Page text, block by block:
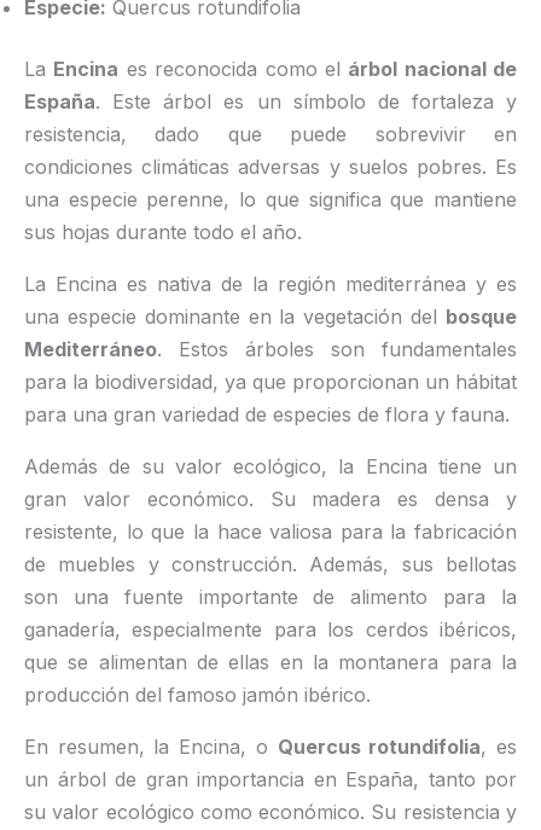
Especie: Quercus rotundifolia
La Encina es reconocida como el árbol nacional de
España. Este árbol es un símbolo de fortaleza y
resistencia, dado que puede sobrevivir en
condiciones climáticas adversas y suelos pobres. Es
una especie perenne, lo que significa que mantiene
sus hojas durante todo el año.
La Encina es nativa de la región mediterránea y es
una especie dominante en la vegetación del bosque
Mediterráneo. Estos árboles son fundamentales
para la biodiversidad, ya que proporcionan un hábitat
para una gran variedad de especies de flora y fauna.
Además de su valor ecológico, la Encina tiene un
gran valor económico. Su madera es densa y
resistente, lo que la hace valiosa para la fabricación
de muebles y construcción. Además, sus bellotas
son una fuente importante de alimento para la
ganadería, especialmente para los cerdos ibéricos,
que se alimentan de ellas en la montanera para la
producción del famoso jamón ibérico.
En resumen, la Encina, o Quercus rotundifolia, es
un árbol de gran importancia en España, tanto por
su valor ecológico como económico. Su resistencia y